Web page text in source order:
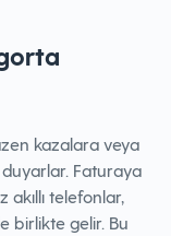
kazalara veya
Faturaya
akıllı telefonlar,
birlikte gelir. Bu